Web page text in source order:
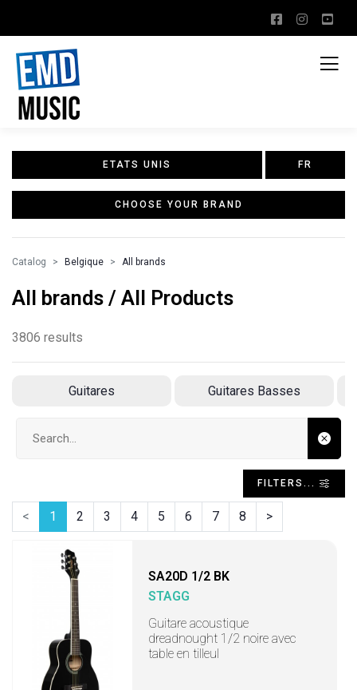
ETATS UNIS FR
CHOOSE YOUR BRAND
Catalog Belgique All brands
All brands / All Products
3806 results
Guitares Guitares Basses
FILTERS...
< 1 2 3 4 5 6 7 8 >
SA20D 1/2 BK
STAGG
Guitare acoustique
dreadnought 1/2 noire avec
table en tilleul